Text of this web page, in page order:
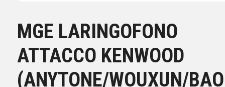
MGE LARINGOFONO
ATTACCO KENWOOD
(ANYTONE/WOUXUN/